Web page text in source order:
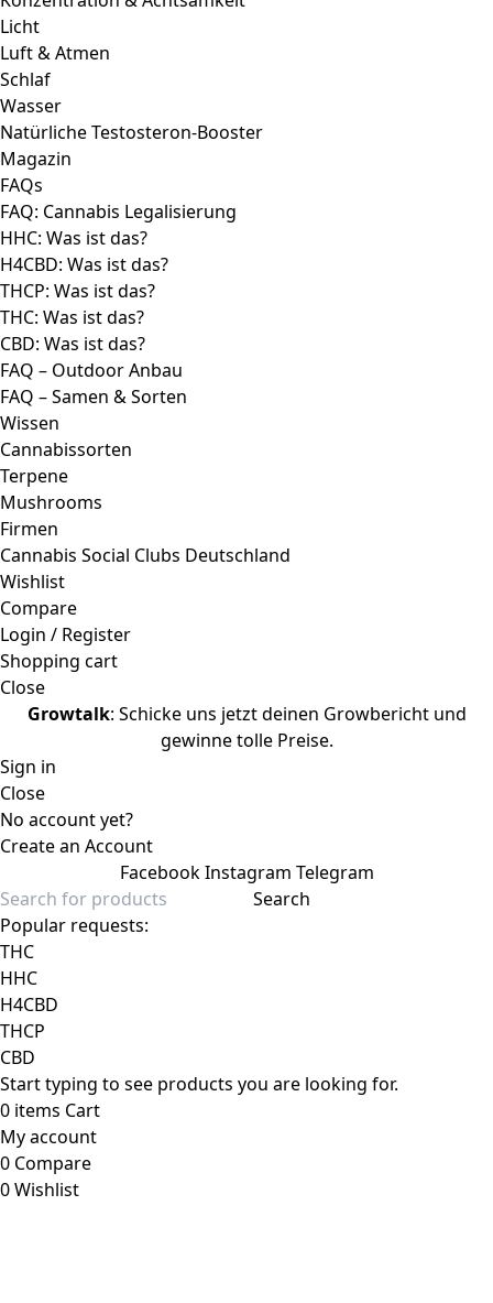
Licht
Luft & Atmen
Schlaf
Wasser
Natürliche Testosteron-Booster
Magazin
FAQs
FAQ: Cannabis Legalisierung
HHC: Was ist das?
H4CBD: Was ist das?
THCP: Was ist das?
THC: Was ist das?
CBD: Was ist das?
FAQ – Outdoor Anbau
FAQ – Samen & Sorten
Wissen
Cannabissorten
Terpene
Mushrooms
Firmen
Cannabis Social Clubs Deutschland
Wishlist
Compare
Login / Register
Shopping cart
Close
Growtalk: Schicke uns jetzt deinen Growbericht und
gewinne tolle Preise.
Sign in
Close
No account yet?
Create an Account
Facebook Instagram Telegram
Search
Popular requests:
THC
HHC
H4CBD
THCP
CBD
Start typing to see products you are looking for.
0 items Cart
My account
0 Compare
0Wishlist